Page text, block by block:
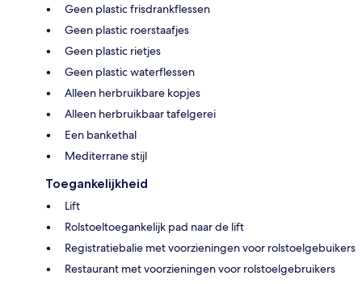
Geen plastic frisdrankflessen
Geen plastic roerstaafjes
Geen plastic rietjes
Geen plastic waterflessen
Alleen herbruikbare kopjes
Alleen herbruikbaar tafelgerei
Een bankethal
Mediterrane stijl
Toegankelijkheid
Lift
Rolstoeltoegankelijk pad naar de lift
Registratiebalie met voorzieningen voor rolstoelgebuikers
Restaurant met voorzieningen voor rolstoelgebruikers